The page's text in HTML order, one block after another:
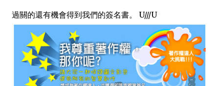
過關的還有機會得到我們的簽名書。 U///U